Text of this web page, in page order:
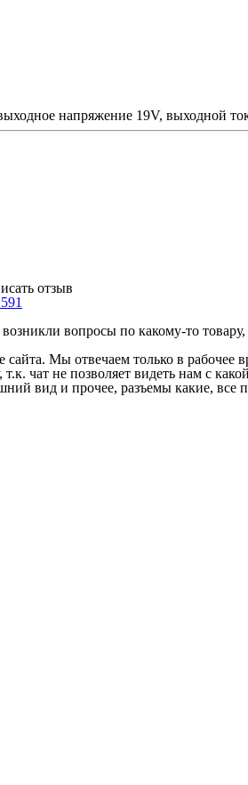
напряжение 19V, выходной
отзыв
вопросы по какому-то
Мы отвечаем только в
чат не позволяет видеть нам с
вид и прочее, разъемы какие,